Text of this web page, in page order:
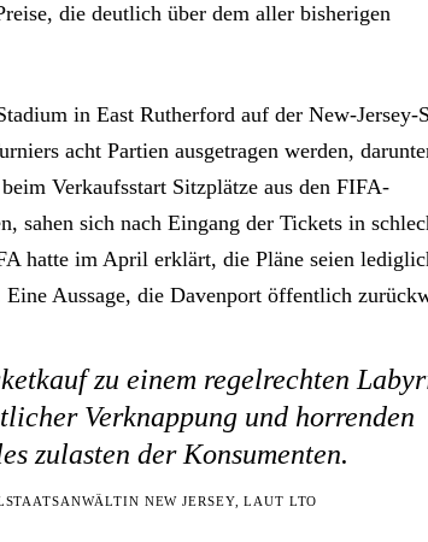
die deutlich über dem aller bisherigen
in East Rutherford auf der New-Jersey-
acht Partien ausgetragen werden,
Verkaufsstart Sitzplätze aus den FIFA-
sahen sich nach Eingang der Tickets in
hatte im April erklärt, die Pläne seien
Eine Aussage, die Davenport öffentlich
zu einem regelrechten
Verknappung und horrenden
zulasten der Konsumenten.
NEW JERSEY, LAUT LTO